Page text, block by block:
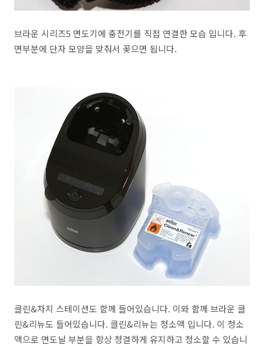
브라운 시리즈5 면도기에 충전기를 직접 연결한 모습 입니다. 후
면부분에 단자 모양을 맞춰서 꽂으면 됩니다.
클린&차지 스테이션도 함께 들어있습니다. 이와 함께 브라운 클
린&리뉴도 들어있습니다. 클린&리뉴는 청소액 입니다. 이 청소
액으로 면도날 부분을 항상 청결하게 유지하고 청소할 수 있습니